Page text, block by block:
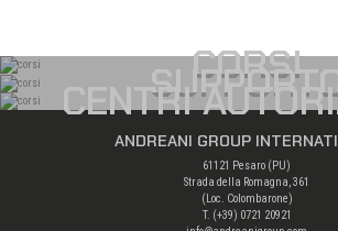
CORSI
CENTRI
ANDREANI GROUP
61121 Pesaro (PU)
Strada della Romagna, 361
(Loc. Colombarone)
T. (+39) 0721 20921